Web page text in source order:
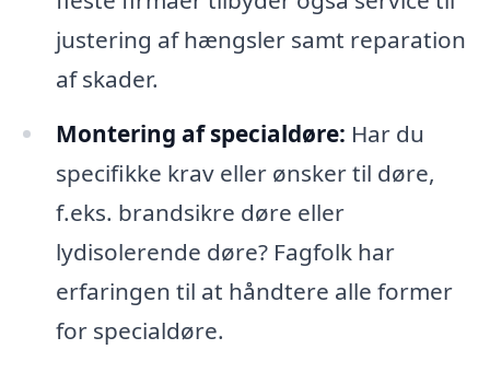
justering af hængsler samt reparation
af skader.
Montering af specialdøre: Har du
specifikke krav eller ønsker til døre,
f.eks. brandsikre døre eller
lydisolerende døre? Fagfolk har
erfaringen til at håndtere alle former
for specialdøre.